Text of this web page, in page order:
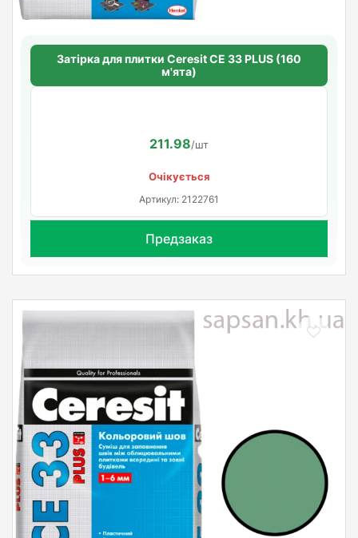
Затірка для плитки Ceresit СЕ 33 PLUS (160
м'ята)
211.98/шт
Очікується
Артикул: 2122761
Предзаказ